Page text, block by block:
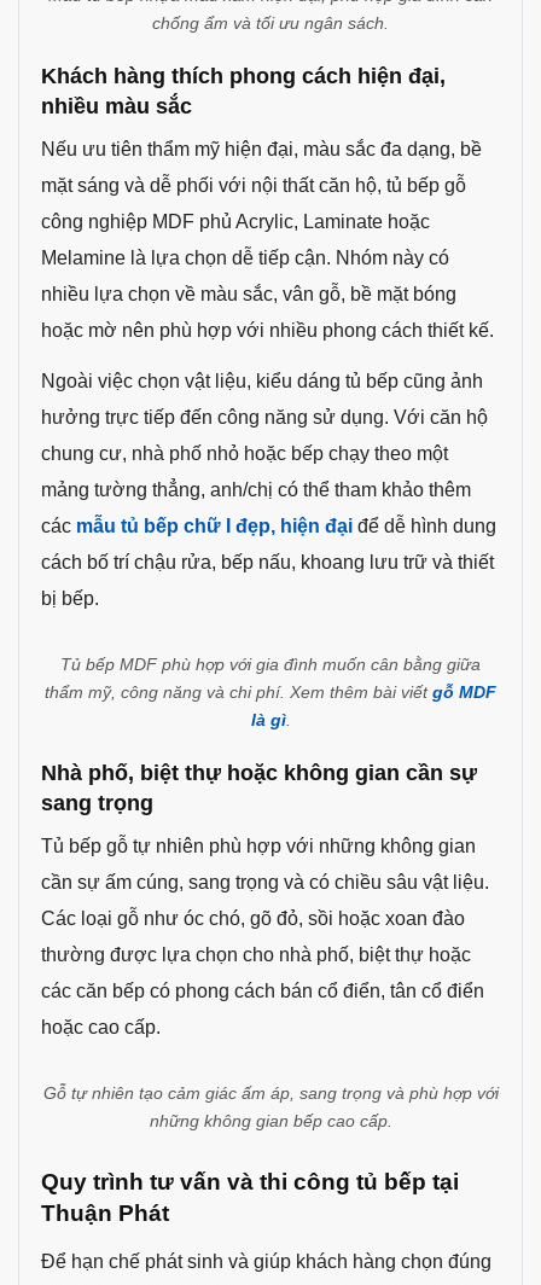
chống ẩm và tối ưu ngân sách.
Khách hàng thích phong cách hiện đại,
nhiều màu sắc
Nếu ưu tiên thẩm mỹ hiện đại, màu sắc đa dạng, bề
mặt sáng và dễ phối với nội thất căn hộ, tủ bếp gỗ
công nghiệp MDF phủ Acrylic, Laminate hoặc
Melamine là lựa chọn dễ tiếp cận. Nhóm này có
nhiều lựa chọn về màu sắc, vân gỗ, bề mặt bóng
hoặc mờ nên phù hợp với nhiều phong cách thiết kế.
Ngoài việc chọn vật liệu, kiểu dáng tủ bếp cũng ảnh
hưởng trực tiếp đến công năng sử dụng. Với căn hộ
chung cư, nhà phố nhỏ hoặc bếp chạy theo một
mảng tường thẳng, anh/chị có thể tham khảo thêm
các mẫu tủ bếp chữ I đẹp, hiện đại để dễ hình dung
cách bố trí chậu rửa, bếp nấu, khoang lưu trữ và thiết
bị bếp.
Tủ bếp MDF phù hợp với gia đình muốn cân bằng giữa
thẩm mỹ, công năng và chi phí. Xem thêm bài viếtgỗ MDF
là gì.
Nhà phố, biệt thự hoặc không gian cần sự
sang trọng
Tủ bếp gỗ tự nhiên phù hợp với những không gian
cần sự ấm cúng, sang trọng và có chiều sâu vật liệu.
Các loại gỗ như óc chó, gõ đỏ, sồi hoặc xoan đào
thường được lựa chọn cho nhà phố, biệt thự hoặc
các căn bếp có phong cách bán cổ điển, tân cổ điển
hoặc cao cấp.
Gỗ tự nhiên tạo cảm giác ấm áp, sang trọng và phù hợp với
những không gian bếp cao cấp.
Quy trình tư vấn và thi công tủ bếp tại
Thuận Phát
Để hạn chế phát sinh và giúp khách hàng chọn đúng